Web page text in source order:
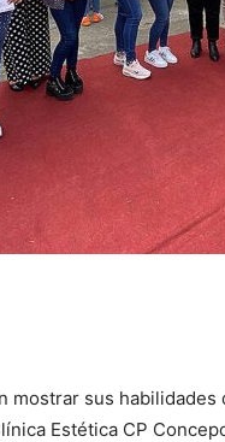
mostrar sus
Estética CP